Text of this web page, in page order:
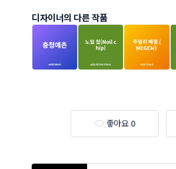
디자이너의 다른 작품
좋아요 0